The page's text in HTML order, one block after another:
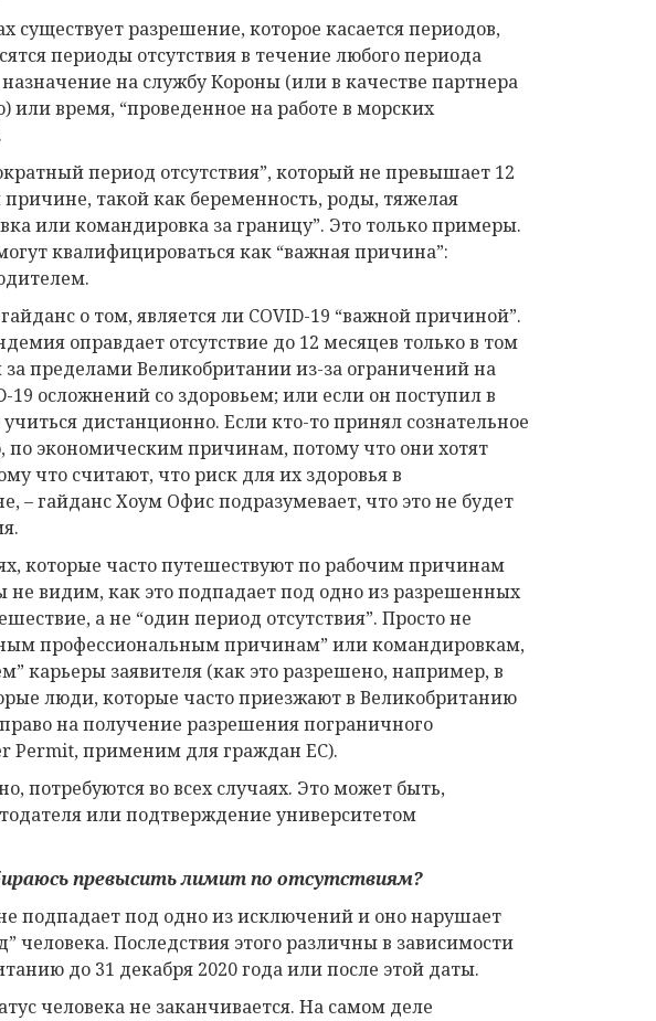
существует разрешение, которое касается периодов,
периоды отсутствия в течение любого периода
на службу Короны (или в качестве партнера
время, “проведенное на работе в морских
период отсутствия”, который не превышает 12
такой как беременность, роды, тяжелая
или командировка за границу”. Это только примеры.
квалифицироваться как “важная причина”:
о том, является ли COVID-19 “важной причиной”.
оправдает отсутствие до 12 месяцев только в том
за пределами Великобритании из-за ограничений на
19 осложнений со здоровьем; или если он поступил в
дистанционно. Если кто-то принял сознательное
по экономическим причинам, потому что они хотят
что считают, что риск для их здоровья в
– гайданс Хоум Офис подразумевает, что это не будет
которые часто путешествуют по рабочим причинам
видим, как это подпадает под одно из разрешенных
а не “один период отсутствия”. Просто не
профессиональным причинам” или командировкам,
карьеры заявителя (как это разрешено, например, в
люди, которые часто приезжают в Великобританию
на получение разрешения пограничного
Permit, применим для граждан ЕС).
потребуются во всех случаях. Это может быть,
или подтверждение университетом
превысить лимит по отсутствиям?
подпадает под одно из исключений и оно нарушает
Последствия этого различны в зависимости
до 31 декабря 2020 года или после этой даты.
человека не заканчивается. На самом деле